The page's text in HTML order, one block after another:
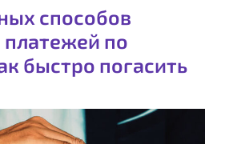
способов
по
быстро погасить